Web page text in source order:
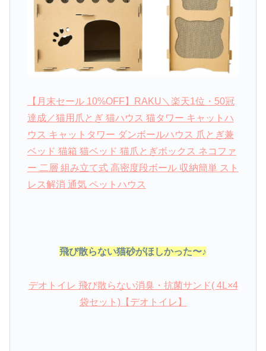
【月末セール 10%OFF】RAKU＼楽天1位・50冠
達成／猫用爪とぎ 猫ハウス 猫タワー キャットハ
ウス キャットタワー ダンボールハウス 爪とぎ兼
ベッド 猫箱 猫ベッド 猫爪とぎボックス ネコファ
ー 二層 組み立て式 高密度段ボール 収納簡単 スト
レス解消 通気 ペットハウス
飛び散らない猫砂がほしかった〜♪
デオトイレ 飛び散らない消臭・抗菌サンド( 4L×4
袋セット)【デオトイレ】